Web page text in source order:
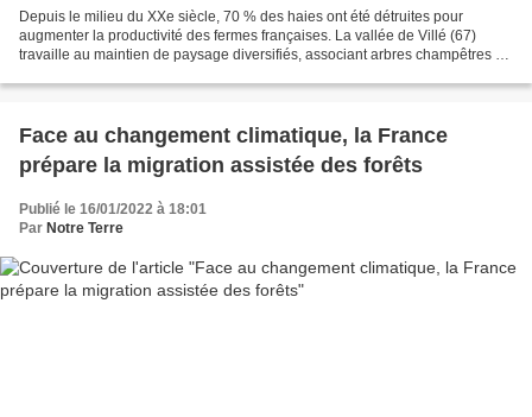
Depuis le milieu du XXe siècle, 70 % des haies ont été détruites pour
augmenter la productivité des fermes françaises. La vallée de Villé (67)
travaille au maintien de paysage diversifiés, associant arbres champêtres et
Face au changement climatique, la France
prépare la migration assistée des forêts
Publié le 16/01/2022 à 18:01
Par Notre Terre